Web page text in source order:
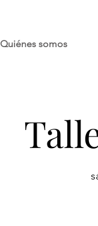
Quiénes somos